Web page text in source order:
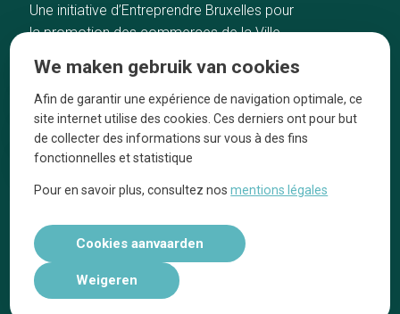
Une initiative d’Entreprendre Bruxelles pour
la promotion des commerces de la Ville
Home
De beste adressen
Blog
Winkelwijken
Tops 10
De ambachtslieden
Over ons
Ze praten over ons!
kennisgevingen
We maken gebruik van cookies
Afin de garantir une expérience de navigation optimale, ce
site internet utilise des cookies. Ces derniers ont pour but
de collecter des informations sur vous à des fins
fonctionnelles et statistique
Pour en savoir plus, consultez nosmentions légales
Cookies aanvaarden
Weigeren